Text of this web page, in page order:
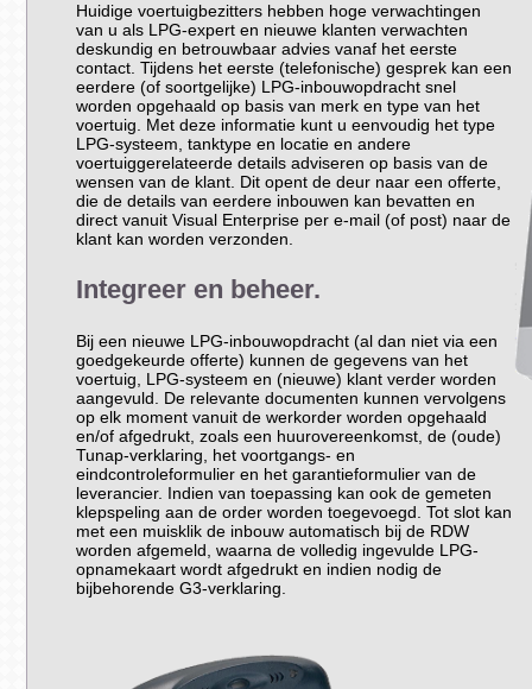
Huidige voertuigbezitters hebben hoge verwachtingen
van u als LPG-expert en nieuwe klanten verwachten
deskundig en betrouwbaar advies vanaf het eerste
contact. Tijdens het eerste (telefonische) gesprek kan een
eerdere (of soortgelijke) LPG-inbouwopdracht snel
worden opgehaald op basis van merk en type van het
voertuig. Met deze informatie kunt u eenvoudig het type
LPG-systeem, tanktype en locatie en andere
voertuiggerelateerde details adviseren op basis van de
wensen van de klant. Dit opent de deur naar een offerte,
die de details van eerdere inbouwen kan bevatten en
direct vanuit Visual Enterprise per e-mail (of post) naar de
klant kan worden verzonden.
Integreer en beheer.
Bij een nieuwe LPG-inbouwopdracht (al dan niet via een
goedgekeurde offerte) kunnen de gegevens van het
voertuig, LPG-systeem en (nieuwe) klant verder worden
aangevuld. De relevante documenten kunnen vervolgens
op elk moment vanuit de werkorder worden opgehaald
en/of afgedrukt, zoals een huurovereenkomst, de (oude)
Tunap-verklaring, het voortgangs- en
eindcontroleformulier en het garantieformulier van de
leverancier. Indien van toepassing kan ook de gemeten
klepspeling aan de order worden toegevoegd. Tot slot kan
met een muisklik de inbouw automatisch bij de RDW
worden afgemeld, waarna de volledig ingevulde LPG-
opnamekaart wordt afgedrukt en indien nodig de
bijbehorende G3-verklaring.